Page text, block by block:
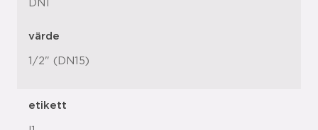
DN1
värde
1/2" (DN15)
etikett